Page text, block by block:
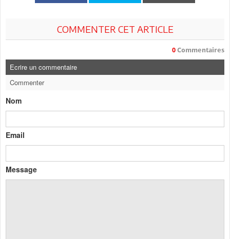
COMMENTER CET ARTICLE
0 Commentaires
Ecrire un commentaire
Commenter
Nom
Email
Message